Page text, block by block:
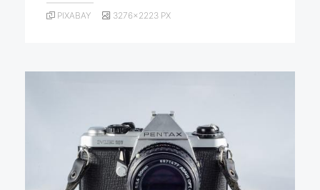
PIXABAY 3276×2223 PX